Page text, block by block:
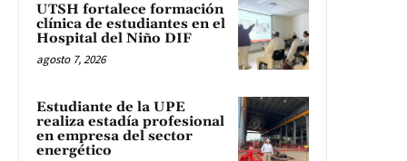
UTSH fortalece formación
clínica de estudiantes en el
Hospital del Niño DIF
agosto 7, 2026
Estudiante de la UPE
realiza estadía profesional
en empresa del sector
energético